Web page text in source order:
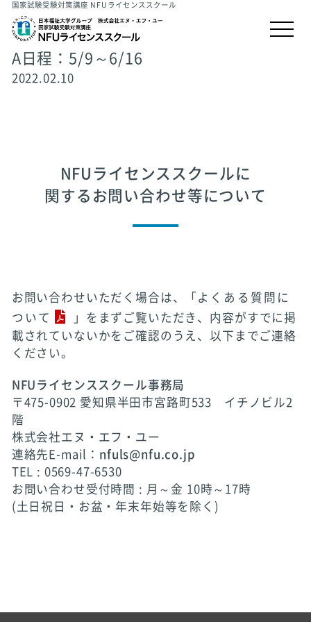
国家試験受験対策講座 NFUライセンススクール
A日程：5/9～6/16
2022.02.10
NFUライセンススクールに
関するお問い合わせ等について
お問い合わせいただく場合は、「 よくある質問に
ついて
」をまずご覧いただき、内容がすでに掲
載されていないかをご確認のうえ、以下までご連絡
ください。
NFUライセンススクール事務局
〒475-0902 愛知県半田市宮路町533 イチノビル2
階
株式会社エヌ・エフ・ユー
連絡先E-mail： nfuls@nfu.co.jp
TEL : 0569-47-6530
お問い合わせ受付時間 : 月～金 10時～17時
(土日祝日・お盆・年末年始等を除く)